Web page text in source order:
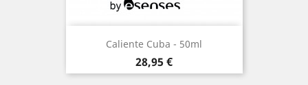
Caliente Cuba - 50ml
Prix
28,95 €